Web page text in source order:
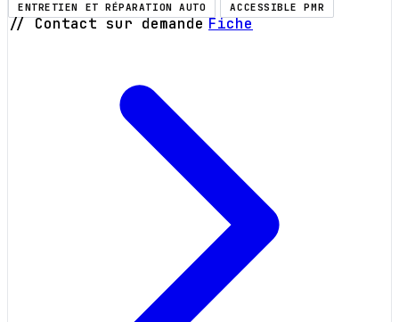
ENTRETIEN ET RÉPARATION AUTO ACCESSIBLE PMR
// Contact sur demande Fiche